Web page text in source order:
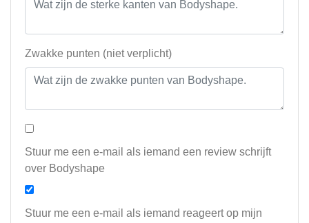
Zwakke punten (niet verplicht)
Stuur me een e-mail als iemand een review schrijft
over Bodyshape
Stuur me een e-mail als iemand reageert op mijn